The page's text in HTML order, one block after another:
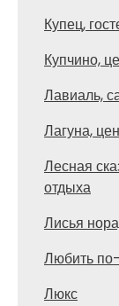
Купец,
Купчино,
Лавиаль,
Лагуна,
Лесная
отдыха
Лисья
Любить
Люкс